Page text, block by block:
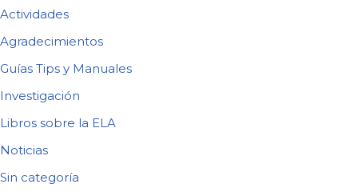
Actividades
Agradecimientos
Guías Tips y Manuales
Investigación
Libros sobre la ELA
Noticias
Sin categoría